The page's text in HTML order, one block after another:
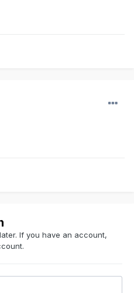
If you have an account,